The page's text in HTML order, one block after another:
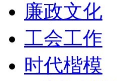
廉政文化
工会工作
时代楷模